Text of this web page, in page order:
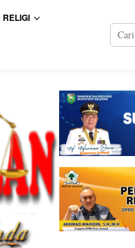
RELIGI